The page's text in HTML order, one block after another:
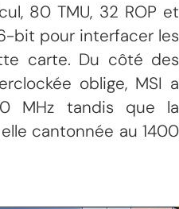
80 TMU, 32 ROP et
bit pour interfacer les
carte. Du côté des
oblige, MSI a
MHz tandis que la
cantonnée au 1400